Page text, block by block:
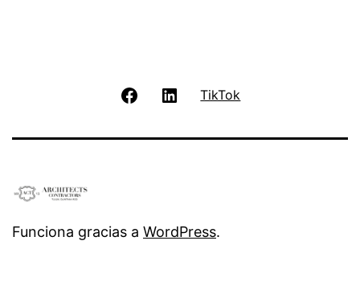
FacebookLinkedIn
TikTok
Funciona gracias a WordPress.